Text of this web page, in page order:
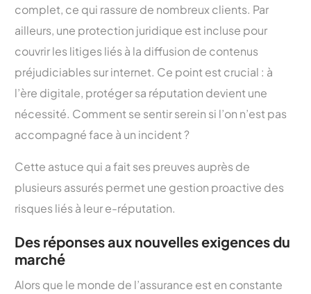
complet, ce qui rassure de nombreux clients. Par
ailleurs, une protection juridique est incluse pour
couvrir les litiges liés à la diffusion de contenus
préjudiciables sur internet. Ce point est crucial : à
l’ère digitale, protéger sa réputation devient une
nécessité. Comment se sentir serein si l’on n’est pas
accompagné face à un incident ?
Cette astuce qui a fait ses preuves auprès de
plusieurs assurés permet une gestion proactive des
risques liés à leur e-réputation.
Des réponses aux nouvelles exigences du
marché
Alors que le monde de l’assurance est en constante